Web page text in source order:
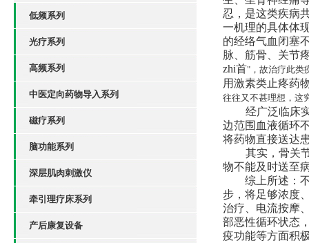
低频系列
光疗系列
高频系列
中医定向药物导入系列
磁疗系列
脑功能系列
深层肌肉刺激仪
牵引理疗床系列
产后康复设备
忍，是这类疾病
一机理的具体体
的经络气血闭塞
脉、筋骨、关节
zhi首"，故治疗此类
用激素类止疼药
往往又不甚理想，这
经广泛临床
边范围血液循环
将药物直接送达
其实，骨关
物不能及时送至
综上所述：
步，将足够浓度
治疗、电流按摩
部恶性循环状态
疫功能等方面积